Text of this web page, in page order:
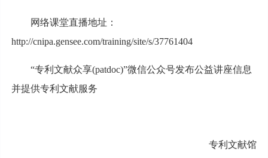
网络课堂直播地址：
http://cnipa.gensee.com/training/site/s/37761404
“专利文献众享(patdoc)”微信公众号发布公益讲座信息
并提供专利文献服务
专利文献馆